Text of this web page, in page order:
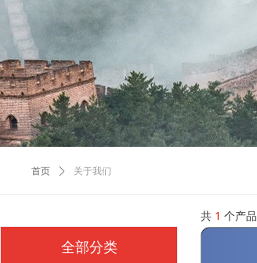
共 1 个产品
首页 ꄲ 关于我们
全部分类